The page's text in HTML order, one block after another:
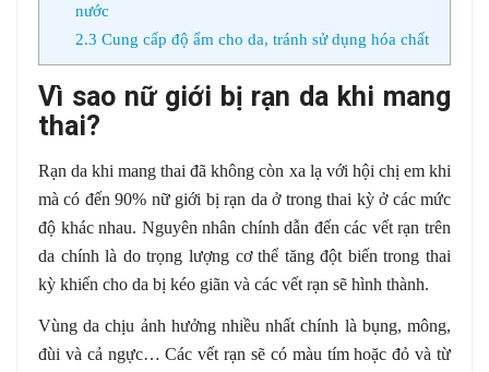
nước
2.3 Cung cấp độ ẩm cho da, tránh sử dụng hóa chất
Vì sao nữ giới bị rạn da khi mang
thai?
Rạn da khi mang thai đã không còn xa lạ với hội chị em khi
mà có đến 90% nữ giới bị rạn da ở trong thai kỳ ở các mức
độ khác nhau. Nguyên nhân chính dẫn đến các vết rạn trên
da chính là do trọng lượng cơ thể tăng đột biến trong thai
kỳ khiến cho da bị kéo giãn và các vết rạn sẽ hình thành.
Vùng da chịu ảnh hưởng nhiều nhất chính là bụng, mông,
đùi và cả ngực… Các vết rạn sẽ có màu tím hoặc đỏ và từ